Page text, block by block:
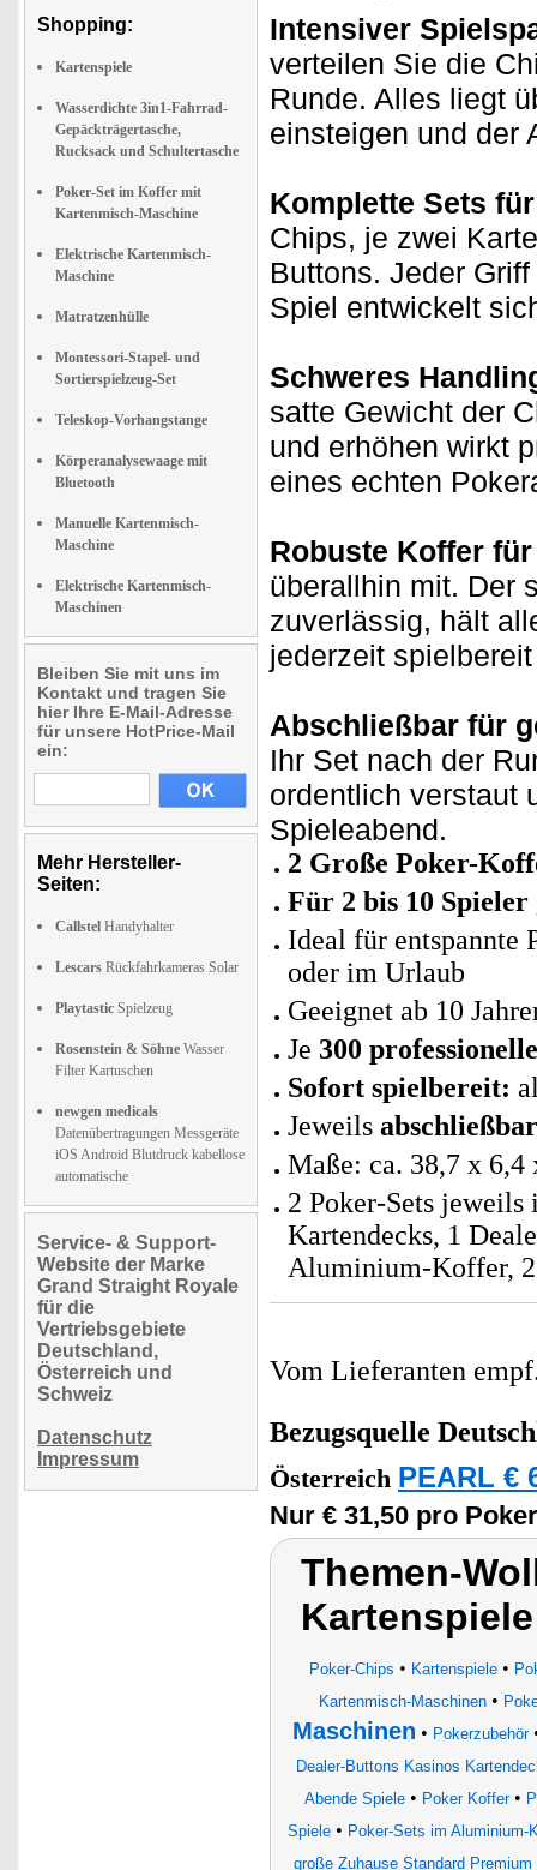
Shopping:
Kartenspiele
Wasserdichte 3in1-Fahrrad-
Gepäckträgertasche,
Rucksack und Schultertasche
Poker-Set im Koffer mit
Kartenmisch-Maschine
Elektrische Kartenmisch-
Maschine
Matratzenhülle
Montessori-Stapel- und
Sortierspielzeug-Set
Teleskop-Vorhangstange
Körperanalysewaage mit
Bluetooth
Manuelle Kartenmisch-
Maschine
Elektrische Kartenmisch-
Maschinen
Bleiben Sie mit uns im
Kontakt und tragen Sie
hier Ihre E-Mail-Adresse
für unsere HotPrice-Mail
ein:
Mehr Hersteller-
Seiten:
Callstel Handyhalter
Lescars Rückfahrkameras Solar
Playtastic Spielzeug
Rosenstein & Söhne Wasser
Filter Kartuschen
newgen medicals
Datenübertragungen Messgeräte
iOS Android Blutdruck kabellose
automatische
Service- & Support-
Website der Marke
Grand Straight Royale
für die
Vertriebsgebiete
Deutschland,
Österreich und
Schweiz
Datenschutz
Impressum
Intensiver
verteilen Sie die
Runde. Alles liegt
einsteigen und der
Komplette Sets
Chips, je zwei
Buttons. Jeder
Spiel entwickelt
Schweres
satte Gewicht der
und erhöhen wirkt
eines echten
Robuste Koffer
überallhin mit. Der
zuverlässig, hält
jederzeit
Abschließbar für
Ihr Set nach der
ordentlich verstaut
Spieleabend.
2 Große Poker-
Für 2 bis 10 Spieler
Ideal für entspannte
oder im Urlaub
Geeignet ab 10
Je 300
Sofort spielbereit:
Jeweils
Maße: ca. 38,7 x
2 Poker-Sets
Kartendecks, 1
Aluminium-Koffer, 2
Vom Lieferanten
Bezugsquelle
Österreich PEARL €
Nur € 31,50 pro
Themen-
Kartenspiele
Poker-Chips • Kartenspiele•
Kartenmisch-Maschinen •
Maschinen • Pokerzubehör
Dealer-Buttons Kasinos
Abende Spiele• Poker Koffer•
Spiele• Poker-Sets im Aluminium-
große Zuhause Standard Premium